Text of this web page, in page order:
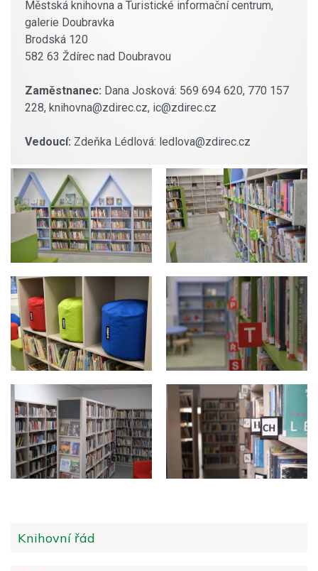
Městská knihovna a Turistické informační centrum,
galerie Doubravka
Brodská 120
582 63 Ždírec nad Doubravou
Zaměstnanec: Dana Josková: 569 694 620, 770 157
228, knihovna@zdirec.cz, ic@zdirec.cz
Vedoucí: Zdeňka Lédlová: ledlova@zdirec.cz
Knihovní řád